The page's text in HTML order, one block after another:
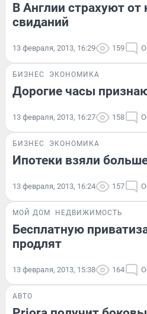
В Англии страхуют от
свиданий
13 февраля, 2013, 16:29 159
БИЗНЕС ЭКОНОМИКА
Дорогие часы
13 февраля, 2013, 16:27 158
БИЗНЕС ЭКОНОМИКА
Ипотеки взяли
13 февраля, 2013, 16:24 157
МОЙ ДОМ НЕДВИЖИМОСТЬ
Бесплатную
продлят
13 февраля, 2013, 15:38 164
АВТО